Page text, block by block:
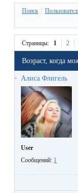
Эпиляция
воском
Шугаринг
Мужская
депиляция
Бикини-
дизайн
О
компании
Мастера
Отзывы
Материалы
инструменты
Фото
Видео
Вопросы-
ответы
Статьи
ВАЖНО
Подготовка
процедуре
эпиляции
воском
КОНТАКТЫ
Поиск
Страницы: 1 2
Возраст, когда
Алиса Флигель
User
Сообщений: 1